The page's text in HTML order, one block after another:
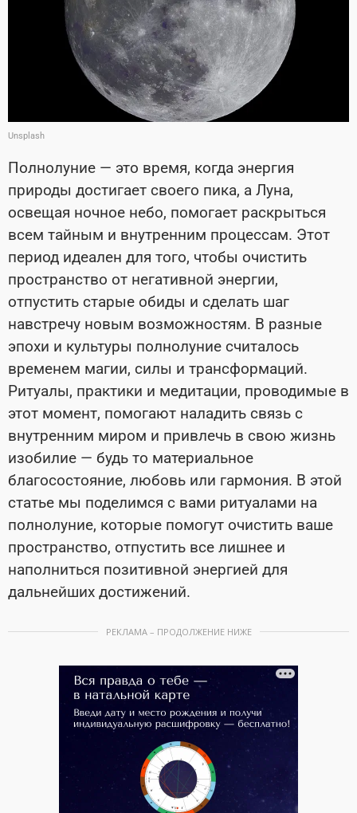
Unsplash
Полнолуние — это время, когда энергия
природы достигает своего пика, а Луна,
освещая ночное небо, помогает раскрыться
всем тайным и внутренним процессам. Этот
период идеален для того, чтобы очистить
пространство от негативной энергии,
отпустить старые обиды и сделать шаг
навстречу новым возможностям. В разные
эпохи и культуры полнолуние считалось
временем магии, силы и трансформаций.
Ритуалы, практики и медитации, проводимые в
этот момент, помогают наладить связь с
внутренним миром и привлечь в свою жизнь
изобилие — будь то материальное
благосостояние, любовь или гармония. В этой
статье мы поделимся с вами ритуалами на
полнолуние, которые помогут очистить ваше
пространство, отпустить все лишнее и
наполниться позитивной энергией для
дальнейших достижений.
РЕКЛАМА – ПРОДОЛЖЕНИЕ НИЖЕ